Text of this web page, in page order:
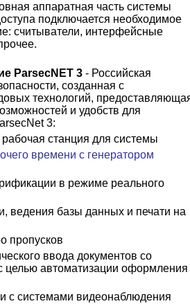
аппаратная часть системы
подключается необходимое
считыватели, интерфейсные
ParsecNET 3 - Российская
созданная с
технологий,
и удобств для
3:
станция для системы
времени с генератором
в режиме реального
ведения базы данных и печати на
пропусков
ввода документов со
целью автоматизации оформления
с системами видеонаблюдения